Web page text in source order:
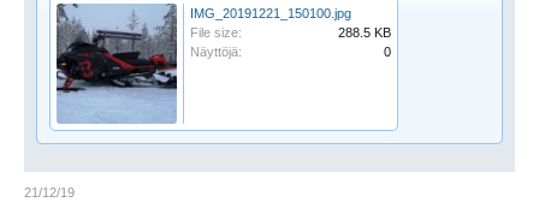
IMG_20191221_150100.jpg
File size:
288.5 KB
Näyttöjä:
0
21/12/19